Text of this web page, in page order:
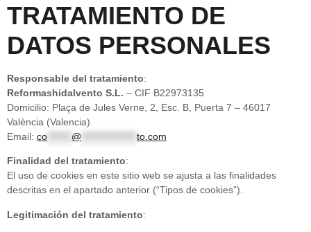
TRATAMIENTO DE
DATOS PERSONALES
Responsable del tratamiento:
Reformashidalvento S.L. – CIF B22973135
Domicilio: Plaça de Jules Verne, 2, Esc. B, Puerta 7 – 46017
València (Valencia)
Email: co @ to.com
Finalidad del tratamiento:
El uso de cookies en este sitio web se ajusta a las finalidades
descritas en el apartado anterior (“Tipos de cookies”).
Legitimación del tratamiento: